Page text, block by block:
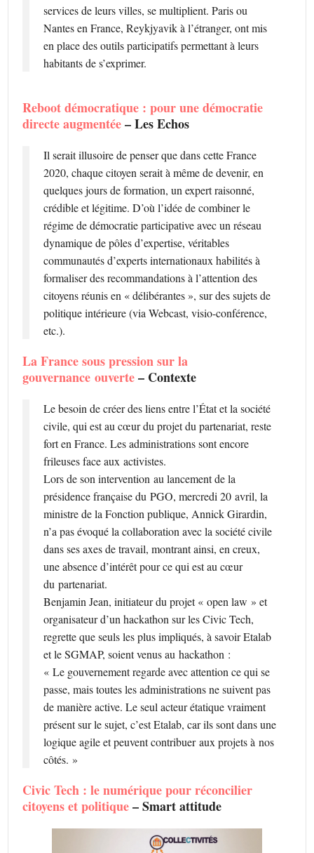
services de leurs villes, se multiplient. Paris ou
Nantes en France, Reykjyavik à l’étranger, ont mis
en place des outils participatifs permettant à leurs
habitants de s’exprimer.
Reboot démocratique : pour une démocratie
directe augmentée– Les Echos
Il serait illusoire de penser que dans cette France
2020, chaque citoyen serait à même de devenir, en
quelques jours de formation, un expert raisonné,
crédible et légitime. D’où l’idée de combiner le
régime de démocratie participative avec un réseau
dynamique de pôles d’expertise, véritables
communautés d’experts internationaux habilités à
formaliser des recommandations à l’attention des
citoyens réunis en « délibérantes », sur des sujets de
politique intérieure (via Webcast, visio-conférence,
etc.).
La France sous pression sur la
gouvernance ouverte– Contexte
Le besoin de créer des liens entre l’État et la société
civile, qui est au cœur du projet du partenariat, reste
fort en France. Les administrations sont encore
frileuses face aux activistes.
Lors de son intervention au lancement de la
présidence française du PGO, mercredi 20 avril, la
ministre de la Fonction publique, Annick Girardin,
n’a pas évoqué la collaboration avec la société civile
dans ses axes de travail, montrant ainsi, en creux,
une absence d’intérêt pour ce qui est au cœur
du partenariat.
Benjamin Jean, initiateur du projet « open law » et
organisateur d’un hackathon sur les Civic Tech,
regrette que seuls les plus impliqués, à savoir Etalab
et le SGMAP, soient venus au hackathon :
« Le gouvernement regarde avec attention ce qui se
passe, mais toutes les administrations ne suivent pas
de manière active. Le seul acteur étatique vraiment
présent sur le sujet, c’est Etalab, car ils sont dans une
logique agile et peuvent contribuer aux projets à nos
côtés. »
Civic Tech : le numérique pour réconcilier
citoyens et politique– Smart attitude